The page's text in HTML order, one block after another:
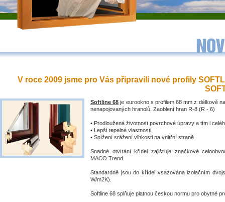
V roce 2009 jsme pro Vás připravili nové profily
Softline 68 je eurookno s profilem 68 mm z délkově
nenapojovaných hranolů. Zaoblení hran R-8 (R - 6)
• Prodloužená životnost povrchové úpravy a tím i
• Lepší tepelné vlastnosti
• Snížení srážení vlhkosti na vnitřní straně
Snadné otvírání křídel zajišťuje značkové
MACO Trend.
Standardně jsou do křídel vsazována izolačním
W/m2K).
Softline 68 splňuje platnou českou normu pro obytné